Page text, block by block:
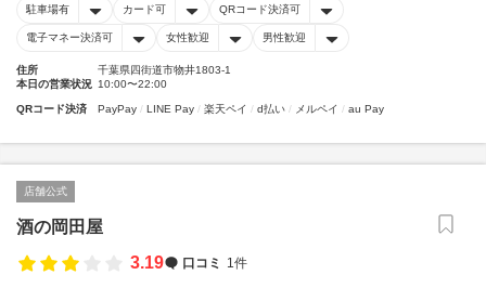
駐車場有 カード可 QRコード決済可
電子マネー決済可 女性歓迎 男性歓迎
住所
千葉県四街道市物井1803-1
本日の営業状況 10:00〜22:00
QRコード決済 PayPay LINE Pay 楽天ペイ d払い メルペイ au Pay
店舗公式
酒の岡田屋
3.19
口コミ 1件